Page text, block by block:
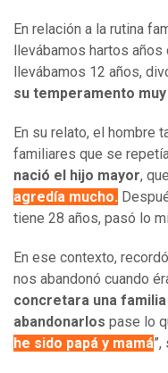
En relación a la rutina
llevábamos hartos
llevábamos 12 años,
su temperamento
En su relato, el hombre
familiares que se
nació el hijo mayor,
agredía mucho.
tiene 28 años, pasó lo
En ese contexto,
nos abandonó cuando
concretara una
abandonarlos pase lo
he sido papá y mamá